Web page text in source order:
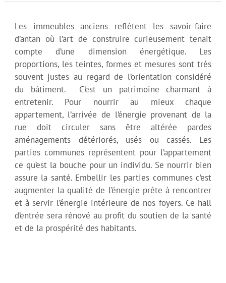
Les immeubles anciens reflètent les savoir-faire
d’antan où l’art de construire curieusement tenait
compte d’une dimension énergétique. Les
proportions, les teintes, formes et mesures sont très
souvent justes au regard de l’orientation considéré
du bâtiment. C’est un patrimoine charmant à
entretenir. Pour nourrir au mieux chaque
appartement, l’arrivée de l’énergie provenant de la
rue doit circuler sans être altérée pardes
aménagements détériorés, usés ou cassés. Les
parties communes représentent pour l’appartement
ce qu’est la bouche pour un individu. Se nourrir bien
assure la santé. Embellir les parties communes c’est
augmenter la qualité de l’énergie prête à rencontrer
et à servir l’énergie intérieure de nos foyers. Ce hall
d’entrée sera rénové au profit du soutien de la santé
et de la prospérité des habitants.